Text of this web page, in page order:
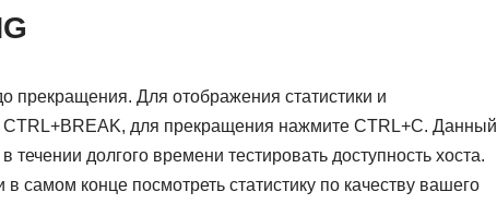
прекращения. Для отображения статистики и
для прекращения нажмите CTRL+C. Данный
течении долгого времени тестировать доступность хоста.
самом конце посмотреть статистику по качеству вашего